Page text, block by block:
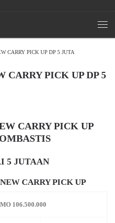
CARRY PICK UP DP 5 JUTA
CARRY PICK UP DP 5
CARRY PICK UP
5 JUTAAN
CARRY PICK UP
106.500.000